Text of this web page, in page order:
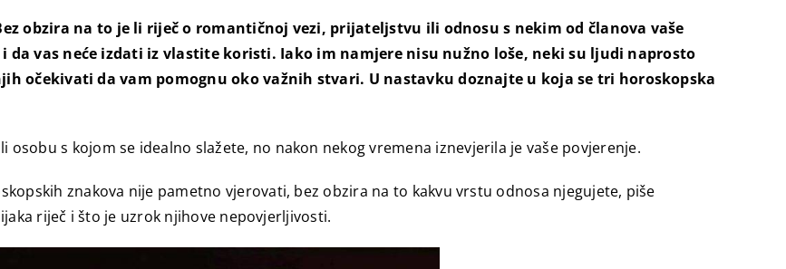
obzira na to je li riječ o romantičnoj vezi, prijateljstvu ili odnosu s nekim od članova vaše
da vas neće izdati iz vlastite koristi. Iako im namjere nisu nužno loše, neki su ljudi naprosto
očekivati da vam pomognu oko važnih stvari. U nastavku doznajte u koja se tri horoskopska
s kojom se idealno slažete, no nakon nekog vremena iznevjerila je vaše povjerenje.
znakova nije pametno vjerovati, bez obzira na to kakvu vrstu odnosa njegujete, piše
riječ i što je uzrok njihove nepovjerljivosti.